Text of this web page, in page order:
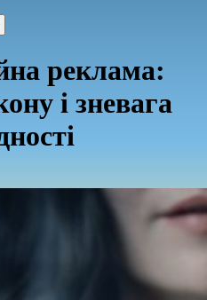
реклама:
і зневага